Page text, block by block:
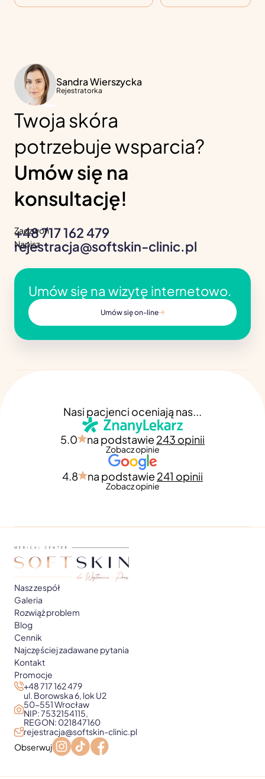
Sandra Wierszycka
Rejestratorka
Twoja skóra
potrzebuje wsparcia?
Umów się na
konsultację!
Zadzwoń
+48 717 162 479
Napisz
rejestracja@softskin-clinic.pl
Umów się na wizytę internetowo.
Umów się on-line
Nasi pacjenci oceniają nas...
5.0 na podstawie 243 opinii
Zobacz opinie
4.8 na podstawie 241 opinii
Zobacz opinie
Nasz zespół
Galeria
Rozwiąż problem
Blog
Cennik
Najczęściej zadawane pytania
Kontakt
Promocje
+48 717 162 479
ul. Borowska 6, lok U2
50-551 Wrocław
NIP: 7532154115,
REGON: 021847160
rejestracja@softskin-clinic.pl
Obserwuj